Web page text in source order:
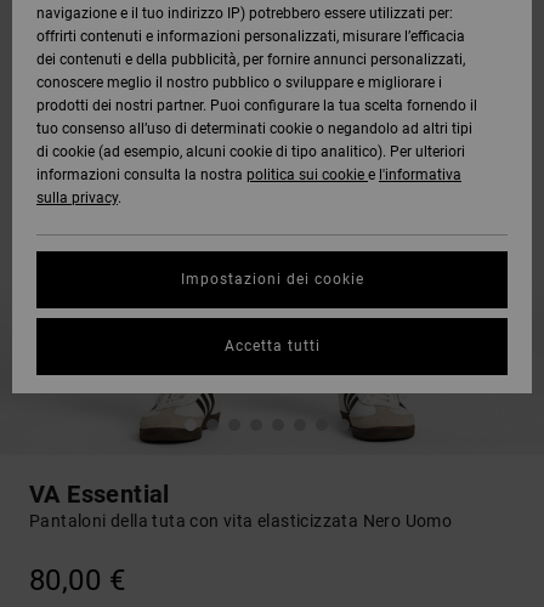
VA Essential
Pantaloni della tuta con vita elasticizzata Nero Uomo
80,00 €
navigazione e il tuo indirizzo IP) potrebbero essere utilizzati per:
offrirti contenuti e informazioni personalizzati, misurare l’efficacia
dei contenuti e della pubblicità, per fornire annunci personalizzati,
conoscere meglio il nostro pubblico o sviluppare e migliorare i
prodotti dei nostri partner. Puoi configurare la tua scelta fornendo il
tuo consenso all’uso di determinati cookie o negandolo ad altri tipi
di cookie (ad esempio, alcuni cookie di tipo analitico). Per ulteriori
informazioni consulta la nostra politica sui cookie e l'informativa
sulla privacy.
Impostazioni dei cookie
Accetta tutti